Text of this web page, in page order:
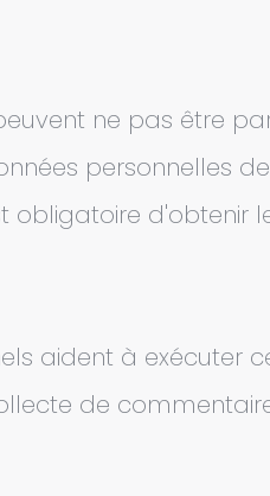
ne pas être
personnelles
obligatoire d'obtenir
aident à
de